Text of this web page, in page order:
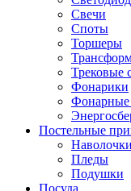
Свечи
Споты
Торшеры
Трековые
Фонарики
Фонарные
Постельные
Пледы
Подушки
Посуда